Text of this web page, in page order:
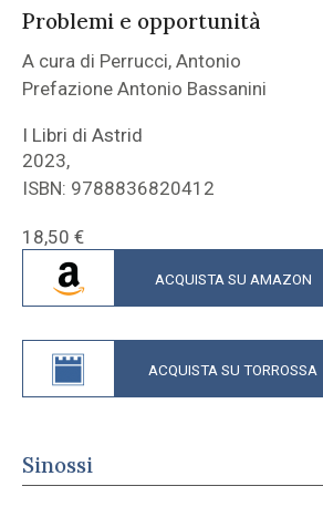
Problemi e opportunità
A cura di Perrucci, Antonio
Prefazione Antonio Bassanini
I Libri di Astrid
2023,
ISBN: 9788836820412
18,50 €
ACQUISTA SU AMAZON
ACQUISTA SU TORROSSA
Sinossi